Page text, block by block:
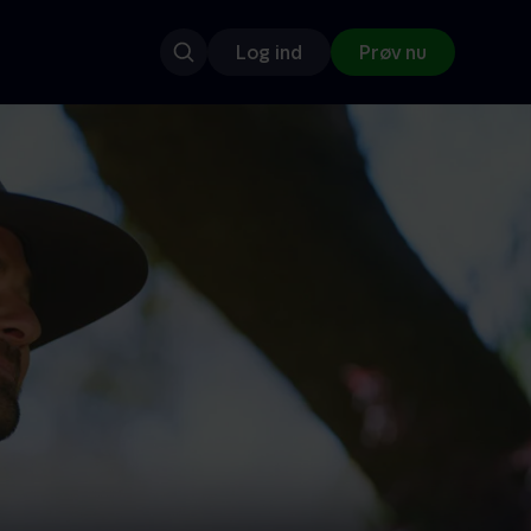
Log ind Prøv nu